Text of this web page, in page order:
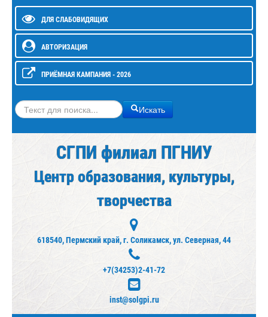
ДЛЯ СЛАБОВИДЯЩИХ
АВТОРИЗАЦИЯ
ПРИЁМНАЯ КАМПАНИЯ - 2026
Искать Искать
СГПИ филиал ПГНИУ
Центр образования, культуры,
творчества
618540, Пермский край, г. Соликамск, ул. Северная, 44
+7(34253)2-41-72
inst@solgpi.ru